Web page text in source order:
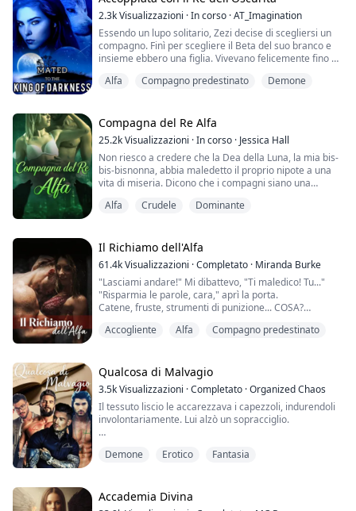
sua peculiarità è fuori dal c...
2.3kVisualizzazioni ·In corso ·AT_Imagination
Essendo un lupo solitario, Zezi decise di scegliersi un
compagno. Finì per scegliere il Beta del suo branco e
insieme ebbero una figlia. Vivevano felicemente fino a
stato sterminato, riemerse e iniziò ad attaccare i lupi
Il suo Alpha, il Re di tutti i lupi mannari di Teeland,
decise di combatterli, ma presto si rese conto che i v...
Alfa Compagno predestinato Demone
Compagna del Re Alfa
25.2kVisualizzazioni ·In corso · Jessica Hall
Non riesco a credere che la Dea della Luna, la mia bis-
bis-bisnonna, abbia maledetto il proprio nipote a una
vita di miseria. Dicono che i compagni siano una
sapere quanto i compagni potessero distruggerti,
sono una distrazione che non potevo perm...
Alfa Crudele Dominante
Il Richiamo dell'Alfa
61.4kVisualizzazioni ·Completato · Miranda Burke
"Lasciami andare!" Mi dibattevo, "Ti maledico! Tu..."
"Risparmia le parole, cara," aprì la porta.
Catene, fruste, strumenti di punizione... COSA?
con quello di lei, proprio dove la clavicola incontrava la
spalla, la sua lingua si allungò per accarez...
Accogliente Alfa Compagno predestinato
Qualcosa di Malvagio
3.5kVisualizzazioni ·Completato ·Organized Chaos
Il tessuto liscio le accarezzava i capezzoli, indurendoli
involontariamente. Lui alzò un sopracciglio.
di metterti qualcosa di meno distraente, ma il tuo corpo
"C-cosa vuoi?" disse cercando di sembrare arrabbiata.
Demone Erotico Fantasia
Accademia Divina